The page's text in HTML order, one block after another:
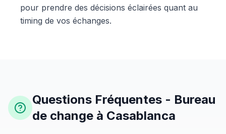
pour prendre des décisions éclairées quant au
timing de vos échanges.
Questions Fréquentes - Bureau
de change à Casablanca